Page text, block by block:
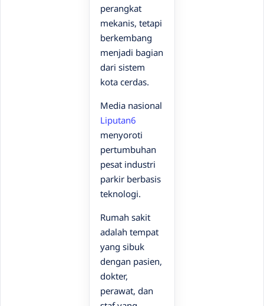
perangkat
mekanis, tetapi
berkembang
menjadi bagian
dari sistem
kota cerdas.
Media nasional
Liputan6
menyoroti
pertumbuhan
pesat industri
parkir berbasis
teknologi.
Rumah sakit
adalah tempat
yang sibuk
dengan pasien,
dokter,
perawat, dan